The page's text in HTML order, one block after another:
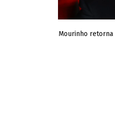
Mourinho retorna